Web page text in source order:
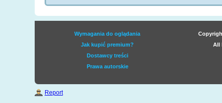
Wymagania do oglądania
Jak kupić premium?
Dostawcy treści
Prawa autorskie
All
Report